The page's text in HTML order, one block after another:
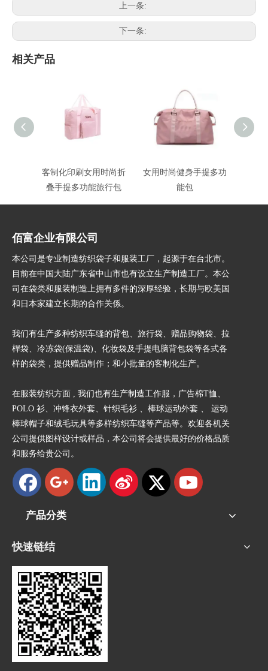
上一条:
下一条:
相关产品
客制化印刷女用时尚折
叠手提多功能旅行包
女用时尚健身手提多功
能包
佰富企业有限公司
本公司是专业制造纺织袋子和服装工厂，起源于在台北市。
目前在中国大陆广东省中山市也有设立生产制造工厂。本公
司在袋类和服装制造上拥有多件的深厚经验，长期与欧美国
和日本家建立长期的合作关係。
我们有生产多种纺织车缝的背包、旅行袋、赠品购物袋、拉
桿袋、冷冻袋(保温袋)、化妆袋及手提电脑背包袋等各式各
样的袋类，提供赠品制作；和小批量的客制化生产。
在服装纺织方面 , 我们也有生产制造工作服，广告棉T恤、
POLO 衫、冲锋衣外套、针织毛衫 、棒球运动外套 、 运动
棒球帽子和绒毛玩具等多样纺织车缝等产品等。欢迎各机关
公司提供图样设计或样品，本公司将会提供最好的价格品质
和服务给贵公司。
产品分类
快速链结